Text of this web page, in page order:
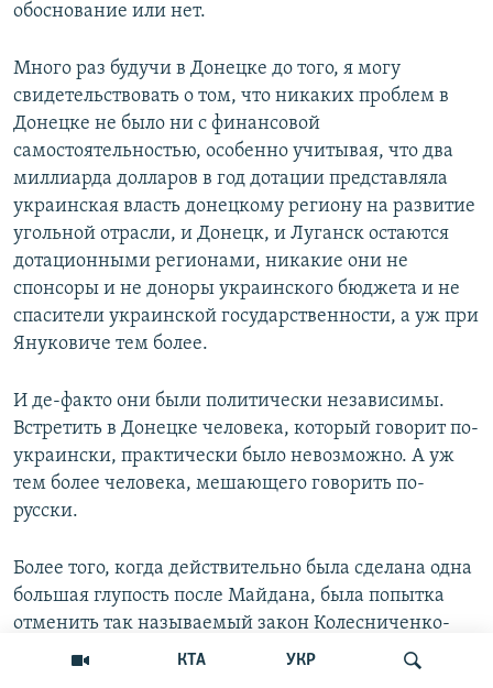
КТА УКР
обоснование или нет.
Много раз будучи в Донецке до того, я могу
свидетельствовать о том, что никаких проблем в
Донецке не было ни с финансовой
самостоятельностью, особенно учитывая, что два
миллиарда долларов в год дотации представляла
украинская власть донецкому региону на развитие
угольной отрасли, и Донецк, и Луганск остаются
дотационными регионами, никакие они не
спонсоры и не доноры украинского бюджета и не
спасители украинской государственности, а уж при
Януковиче тем более.
И де-факто они были политически независимы.
Встретить в Донецке человека, который говорит по-
украински, практически было невозможно. А уж
тем более человека, мешающего говорить по-
русски.
Более того, когда действительно была сделана одна
большая глупость после Майдана, была попытка
отменить так называемый закон Колесниченко-
Кивалова в Верховном совете Украины.